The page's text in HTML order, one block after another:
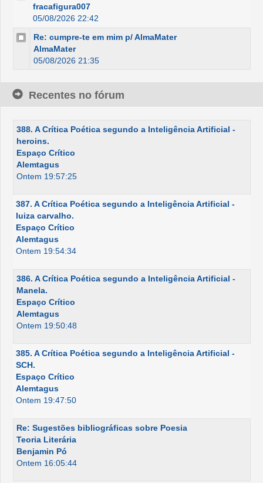
fracafigura007
05/08/2026 22:42
Re: cumpre-te em mim p/ AlmaMater
AlmaMater
05/08/2026 21:35
Recentes no fórum
388. A Crítica Poética segundo a Inteligência Artificial -
heroins.
Espaço Crítico
Alemtagus
Ontem 19:57:25
387. A Crítica Poética segundo a Inteligência Artificial -
luiza carvalho.
Espaço Crítico
Alemtagus
Ontem 19:54:34
386. A Crítica Poética segundo a Inteligência Artificial -
Manela.
Espaço Crítico
Alemtagus
Ontem 19:50:48
385. A Crítica Poética segundo a Inteligência Artificial -
SCH.
Espaço Crítico
Alemtagus
Ontem 19:47:50
Re: Sugestões bibliográficas sobre Poesia
Teoria Literária
Benjamin Pó
Ontem 16:05:44